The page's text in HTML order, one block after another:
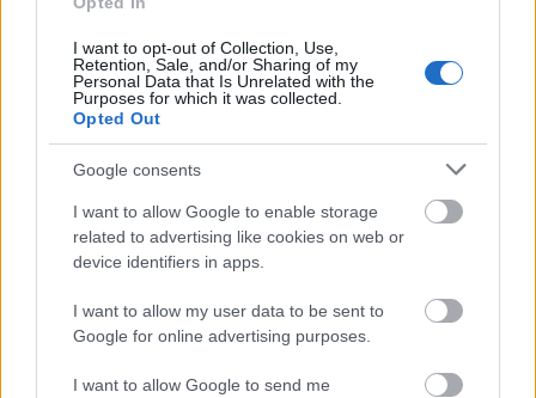
I want to opt-out of Collection, Use,
Retention, Sale, and/or Sharing of my
Personal Data that Is Unrelated with the
Purposes for which it was collected.
Opted Out
Google consents
I want to allow Google to enable storage
related to advertising like cookies on web or
device identifiers in apps.
I want to allow my user data to be sent to
Google for online advertising purposes.
I want to allow Google to send me
Idén indult DIY játékkészítő sorozatunkban már
találkozhattatok régi hokedliből varázsolt
babakonyhával, kábeldobból készített